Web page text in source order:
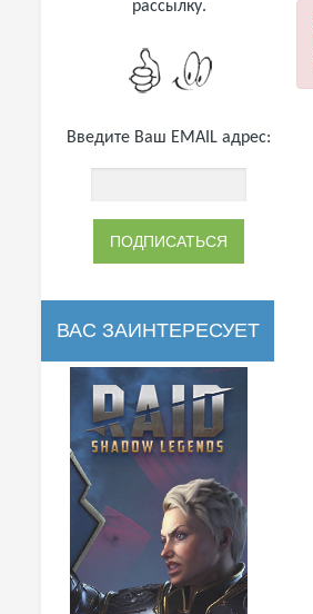
рассылку.
Введите Ваш EMAIL адрес:
ВАС ЗАИНТЕРЕСУЕТ